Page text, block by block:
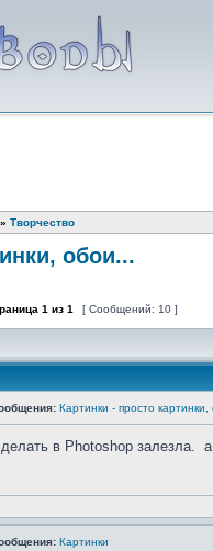
» Творчество
обои...
1 из 1 [ Сообщений: 10 ]
Картинки - просто
делать в Photoshop залезла.
Картинки